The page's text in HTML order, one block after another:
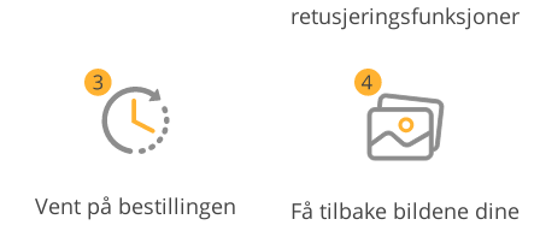
retusjeringsfunksjoner
Vent på bestillingen Få tilbake bildene dine